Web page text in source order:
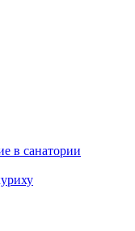
в санатории